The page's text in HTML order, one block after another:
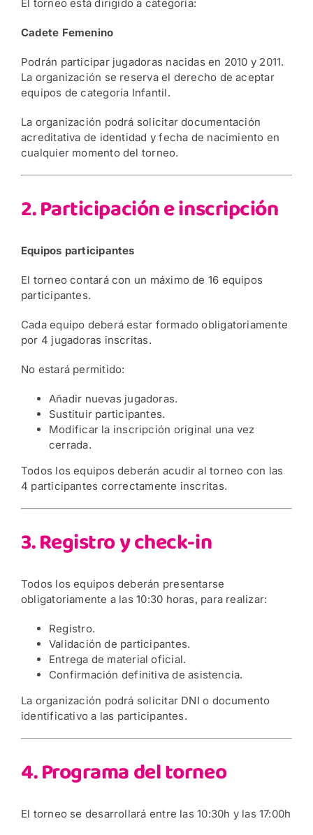
El torneo está dirigido a categoría:
Cadete Femenino
Podrán participar jugadoras nacidas en 2010 y 2011.
La organización se reserva el derecho de aceptar
equipos de categoría Infantil.
La organización podrá solicitar documentación
acreditativa de identidad y fecha de nacimiento en
cualquier momento del torneo.
2. Participación e inscripción
Equipos participantes
El torneo contará con un máximo de 16 equipos
participantes.
Cada equipo deberá estar formado obligatoriamente
por 4 jugadoras inscritas.
No estará permitido:
Añadir nuevas jugadoras.
Sustituir participantes.
Modificar la inscripción original una vez
cerrada.
Todos los equipos deberán acudir al torneo con las
4 participantes correctamente inscritas.
3. Registro y check-in
Todos los equipos deberán presentarse
obligatoriamente a las 10:30 horas, para realizar:
Registro.
Validación de participantes.
Entrega de material oficial.
Confirmación definitiva de asistencia.
La organización podrá solicitar DNI o documento
identificativo a las participantes.
4. Programa del torneo
El torneo se desarrollará entre las 10:30h y las 17:00h